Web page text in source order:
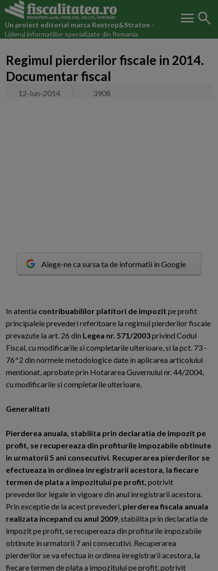
Un proiect editorial marca Rentrop&Straton -
Liderul informatiilor specializate din Romania
menu search
Regimul pierderilor fiscale in 2014.
Documentar fiscal
12-Iun-2014 3908
Alege-ne ca sursa ta de informatii in Google
In atentia contribuabililor platitori de impozit pe profit
principalele prevederi referitoare la regimul pierderilor fiscale
prevazute la art. 26 din Legea nr. 571/2003privind Codul
Fiscal, cu modificarile si completarile ulterioare, si la pct. 73 -
76^2 din normele metodologice date in aplicarea articolului
mentionat, aprobate prin Hotararea Guvernului nr. 44/2004,
cu modificarile si completarile ulterioare.
Generalitati
Pierderea anuala, stabilita prin declaratia de impozit pe
profit, se recupereaza din profiturile impozabile obtinute
in urmatorii 5 ani consecutivi. Recuperarea pierderilor se
efectueaza in ordinea inregistrarii acestora, la fiecare
termen de plata a impozitului pe profit, potrivit
prevederilor legale in vigoare din anul inregistrarii acestora.
Prin exceptie de la acest prevederi, pierderea fiscala anuala
realizata incepand cu anul 2009, stabilita prin declaratia de
impozit pe profit, se recupereaza din profiturile impozabile
obtinute in urmatorii 7 ani consecutivi. Recuperarea
pierderilor se va efectua in ordinea inregistrarii acestora, la
fiecare termen de plata a impozitului pe profit, potrivit